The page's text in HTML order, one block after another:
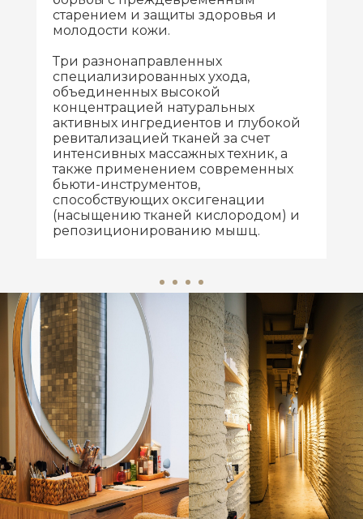
старением и защиты здоровья и
молодости кожи.
Три разнонаправленных
специализированных ухода,
объединенных высокой
концентрацией натуральных
активных ингредиентов и глубокой
ревитализацией тканей за счет
интенсивных массажных техник, а
также применением современных
бьюти-инструментов,
способствующих оксигенации
(насыщению тканей кислородом) и
репозиционированию мышц.